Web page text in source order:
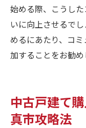
始める際、こうし
いに向上させるで
めるにあたり、コ
加することをお勧め
中古戸建て
真市攻略法